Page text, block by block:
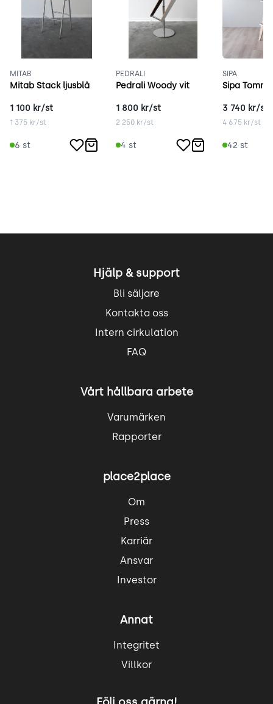
MITAB
Mitab Stack ljusblå
1 100 kr/st
1 375 kr/st
6 st
PEDRALI
Pedrali Woody vit
1 800 kr/st
2 250 kr/st
4 st
SIPA
Sipa
3 740 kr/st
4 675kr/st
42st
Hjälp & support
Bli säljare
Kontakta oss
Intern cirkulation
FAQ
Vårt hållbara arbete
Varumärken
Rapporter
place2place
Om
Press
Karriär
Ansvar
Investor
Annat
Integritet
Villkor